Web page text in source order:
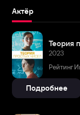
Актёр
Теория
2023
Рейтинг
Подробнее